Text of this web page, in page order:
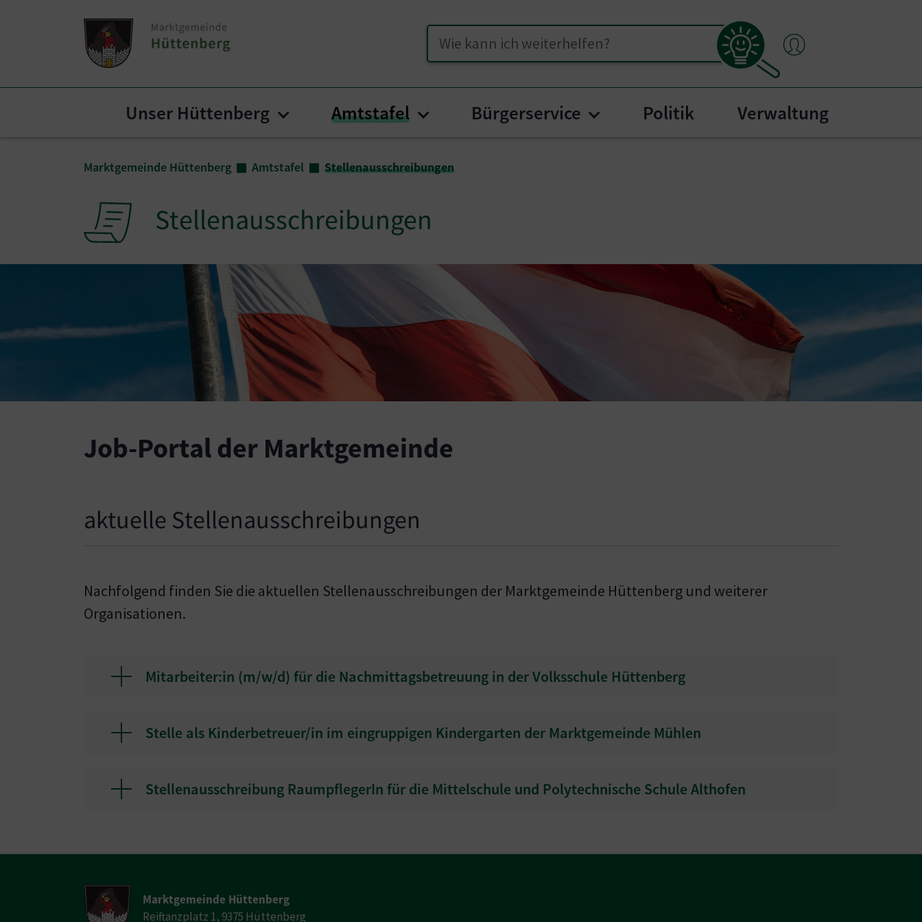
Suche
Unser Hüttenberg Submenu for "Unser Hüttenberg"
Amtstafel Submenu for "Amtstafel"
Bürgerservice Submenu for "Bürgerservice"
Politik Verwaltung
Marktgemeinde Hüttenberg Amtstafel Stellenausschreibungen
Stellenausschreibungen
Job-Portal der Marktgemeinde
aktuelle Stellenausschreibungen
Nachfolgend finden Sie die aktuellen Stellenausschreibungen der Marktgemeinde Hüttenberg und weiterer
Organisationen.
Mitarbeiter:in (m/w/d) für die Nachmittagsbetreuung in der Volksschule Hüttenberg
Stelle als Kinderbetreuer/in im eingruppigen Kindergarten der Marktgemeinde Mühlen
Stellenausschreibung RaumpflegerIn für die Mittelschule und Polytechnische Schule Althofen
Marktgemeinde Hüttenberg
Reiftanzplatz 1, 9375 Hüttenberg